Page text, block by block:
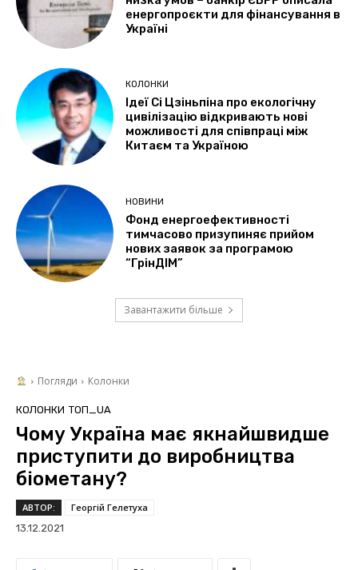
енергопроєкти для фінансування в
Україні
КОЛОНКИ
Ідеї Сі Цзіньпіна про екологічну
цивілізацію відкривають нові
можливості для співпраці між
Китаєм та Україною
НОВИНИ
Фонд енергоефективності
тимчасово призупиняє прийом
нових заявок за програмою
“ГрінДІМ”
Завантажити більше